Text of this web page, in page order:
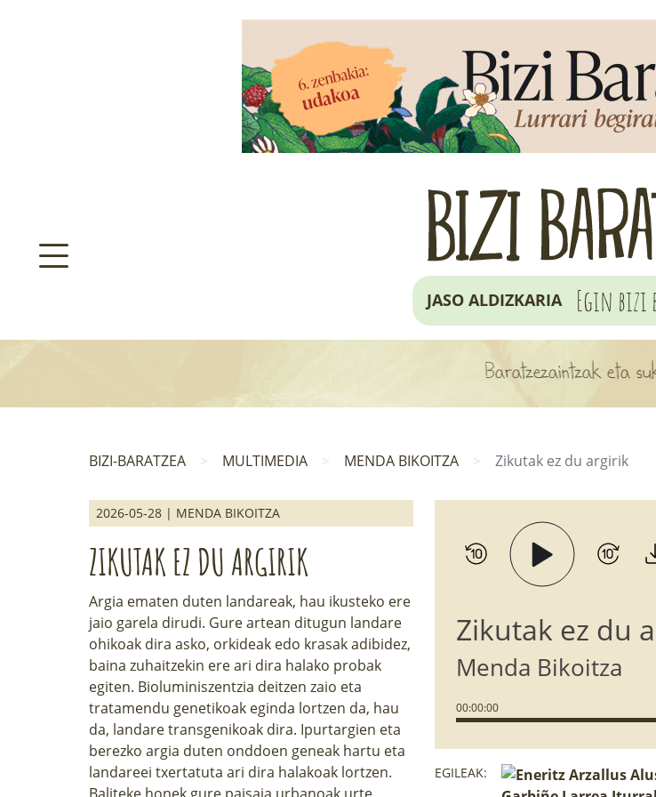
APARTEN MAPA
JASO ALDIZKARIA Egin bizi
Baratzezaintzak eta
BIZI-BARATZEA MULTIMEDIA MENDA BIKOITZA Zikutak ez du argirik
2026-05-28 | MENDA BIKOITZA
ZIKUTAK EZ DU ARGIRIK
Argia ematen duten landareak, hau ikusteko ere
jaio garela dirudi. Gure artean ditugun landare
ohikoak dira asko, orkideak edo krasak adibidez,
baina zuhaitzekin ere ari dira halako probak
egiten. Bioluminiszentzia deitzen zaio eta
tratamendu genetikoak eginda lortzen da, hau
da, landare transgenikoak dira. Ipurtargien eta
berezko argia duten onddoen geneak hartu eta
landareei txertatuta ari dira halakoak lortzen.
Zikutak ez du
Menda Bikoitza
00:00:00
EGILEAK: